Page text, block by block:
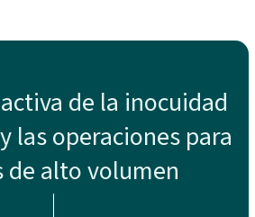
de la inocuidad
las operaciones para
de alto volumen